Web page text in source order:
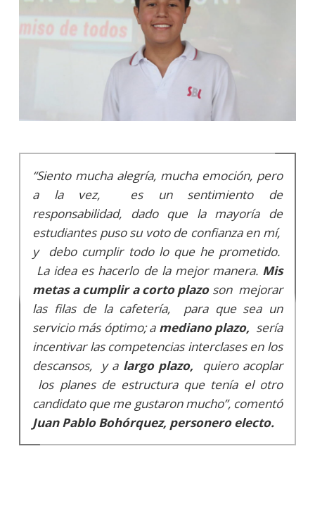
“Siento mucha alegría, mucha emoción, pero
a la vez, es un sentimiento de
responsabilidad, dado que la mayoría de
estudiantes puso su voto de confianza en mí,
y debo cumplir todo lo que he prometido.
La idea es hacerlo de la mejor manera.Mis
metas a cumplir a corto plazoson mejorar
las filas de la cafetería, para que sea un
servicio más óptimo; a mediano plazo, sería
incentivar las competencias interclases en los
descansos, y a largo plazo,
quiero acoplar
los planes de estructura que tenía el otro
candidato que me gustaron mucho”, comentó
Juan Pablo Bohórquez, personero electo.